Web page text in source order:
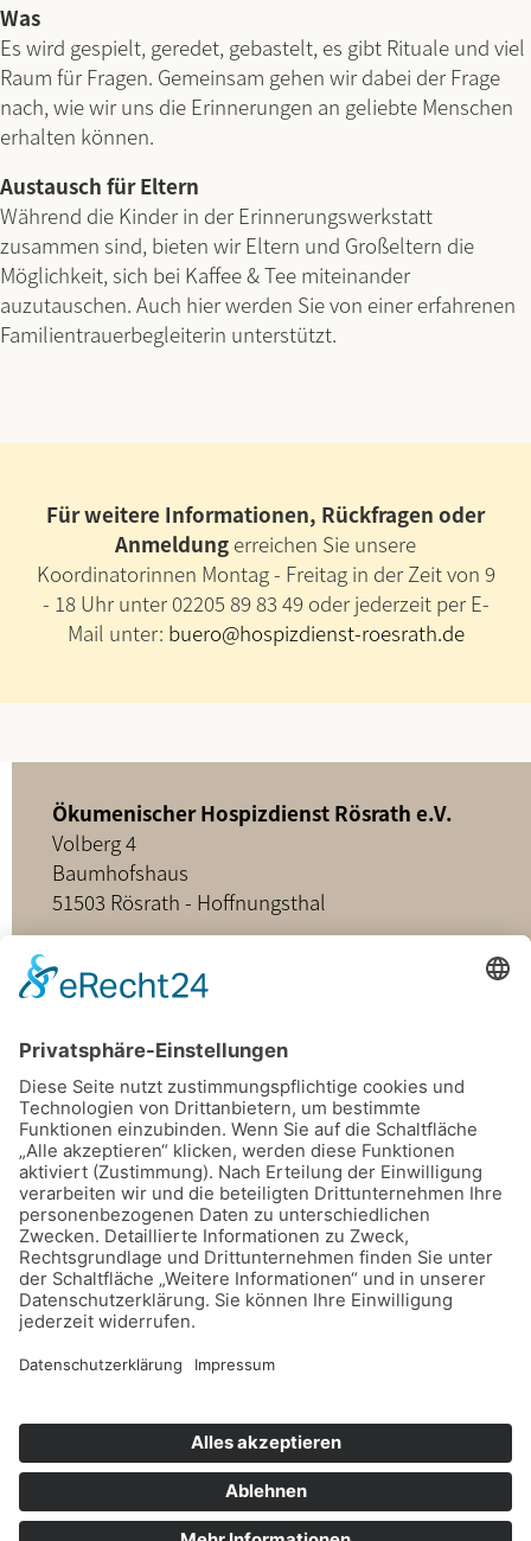
Was
Es wird gespielt, geredet, gebastelt, es gibt Rituale und viel
Raum für Fragen. Gemeinsam gehen wir dabei der Frage
nach, wie wir uns die Erinnerungen an geliebte Menschen
erhalten können.
Austausch für Eltern
Während die Kinder in der Erinnerungswerkstatt
zusammen sind, bieten wir Eltern und Großeltern die
Möglichkeit, sich bei Kaffee & Tee miteinander
auzutauschen. Auch hier werden Sie von einer erfahrenen
Familientrauerbegleiterin unterstützt.
Für weitere Informationen, Rückfragen oder
Anmeldung erreichen Sie unsere
Koordinatorinnen Montag - Freitag in der Zeit von 9
- 18 Uhr unter 02205 89 83 49 oder jederzeit per E-
Mail unter: buero@hospizdienst-roesrath.de
Ökumenischer Hospizdienst Rösrath e.V.
Volberg 4
Baumhofshaus
51503 Rösrath - Hoffnungsthal
02205 - 898349
buero@hospizdienst-roesrath.de
Home
Datenschutz
Impressum
Mitmachen
Satzung
Mitglied werden
Facebook
Instagram